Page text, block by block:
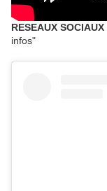
RESEAUX SOCIAUX
infos"